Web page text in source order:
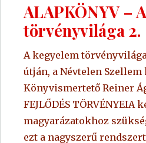
ALAPKÖNYV –
törvényvilága 2.
A kegyelem
útján, a Névtelen
Könyvismertető Reiner
FEJLŐDÉS
magyarázatokhoz
ezt a nagyszerű